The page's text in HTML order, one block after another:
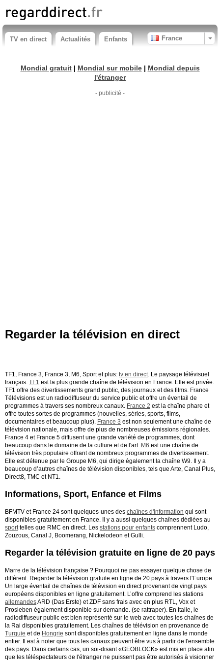
TV en direct Actualités Enfants France
Mondial gratuit| Mondial sur mobile| Mondial depuis
l'étranger
- publicité -
Regarder la télévision en direct
TF1, France 3, France 3, M6, Sport et plus: tv en direct. Le paysage télévisuel
français. TF1 est la plus grande chaîne de télévision en France. Elle est privée.
TF1 offre des divertissements grand public, des journaux et des films. France
Télévisions est un radiodiffuseur du service public et offre un éventail de
programmes à travers ses nombreux canaux. France 2 est la chaîne phare et
offre toutes sortes de programmes (nouvelles, séries, sports, films,
documentaires et beaucoup plus). France 3 est non seulement une chaîne de
télévision nationale, mais offre de plus de nombreuses émissions régionales.
France 4 et France 5 diffusent une grande variété de programmes, dont
beaucoup dans le domaine de la culture et de l'art. M6 est une chaîne de
télévision très populaire offrant de nombreux programmes de divertissement.
Elle est détenue par le Groupe M6, qui dirige également la chaîne W9.
Il y a
beaucoup d’autres chaînes de télévision disponibles, tels que Arte, Canal Plus,
Direct8, TMC et NT1.
Informations, Sport, Enfance et Films
BFMTV et France 24 sont quelques-unes des chaînes d'information qui sont
disponibles gratuitement en France. Il y a aussi quelques chaînes dédiées au
sporttelles que RMC en direct. Les stations pour enfants comprennent Ludo,
Zouzous, Canal J, Boomerang, Nickelodeon et Gulli.
Regarder la télévision gratuite en ligne de 20 pays
Marre de la télévision française ? Pourquoi ne pas essayer quelque chose de
différent. Regarder la télévision gratuite en ligne de 20 pays à travers l'Europe.
Un large éventail de chaînes de télévision en direct provenant de vingt pays
européens disponibles en ligne gratuitement. L’offre comprend les stations
allemandesARD (Das Erste) et ZDF sans frais avec en plus RTL, Vox et
Prosieben également disponible sur demande. (se rattraper). En Italie, le
radiodiffuseur public est bien représenté sur le web avec toutes les chaînes de
la Rai disponibles gratuitement. Les chaînes de télévision en provenance de
Turquie et de Hongrie sont disponibles gratuitement en ligne dans le monde
entier. Il est à noter que tous les canaux peuvent être vus à partir de l'ensemble
des pays. Dans certains cas, un soi-disant «GEOBLOCK» est mis en place afin
que les téléspectateurs de l'étranger ne puissent pas être autorisés à visionner